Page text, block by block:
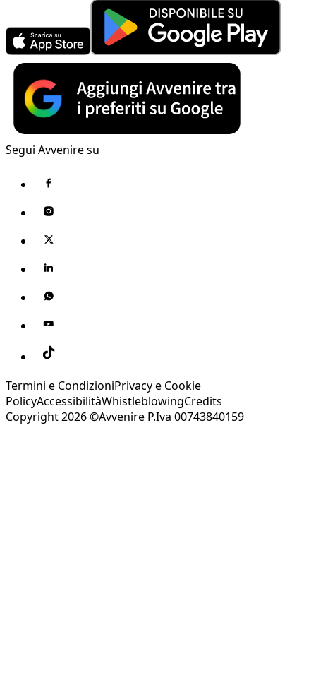
Segui Avvenire su
Termini e CondizioniPrivacy e Cookie
PolicyAccessibilitàWhistleblowingCredits
Copyright 2026 ©Avvenire P.Iva 00743840159